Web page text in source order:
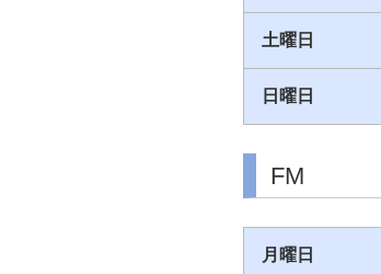
土曜日
日曜日
FM
月曜日